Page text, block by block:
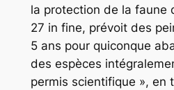
la protection de la faune
27 in fine, prévoit des
5 ans pour quiconque
des espèces
permis scientifique », en